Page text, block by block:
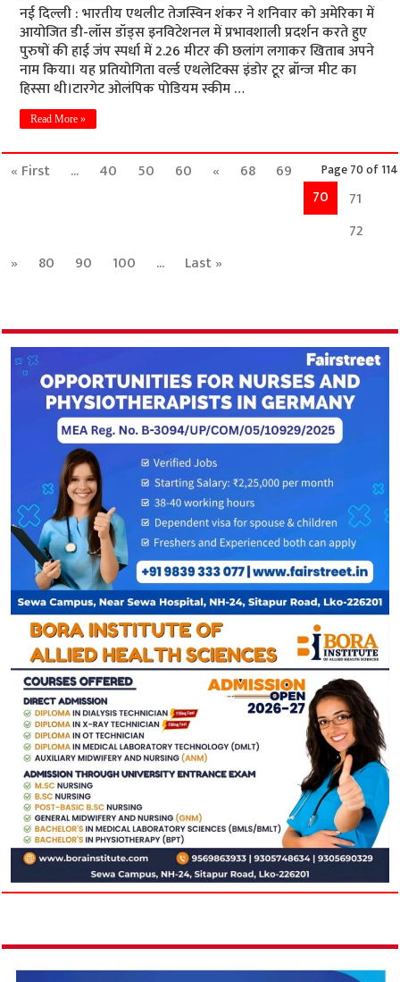
नई दिल्ली : भारतीय एथलीट तेजस्विन शंकर ने शनिवार को अमेरिका में
आयोजित डी-लॉस डॉड्स इनविटेशनल में प्रभावशाली प्रदर्शन करते हुए
पुरुषों की हाई जंप स्पर्धा में 2.26 मीटर की छलांग लगाकर खिताब अपने
नाम किया। यह प्रतियोगिता वर्ल्ड एथलेटिक्स इंडोर टूर ब्रॉन्ज मीट का
हिस्सा थी।टारगेट ओलंपिक पोडियम स्कीम …
Read More »
Page 70 of 114
« First ... 40 50 60 « 68
69
70
71
72
»
80 90 100 ... Last »